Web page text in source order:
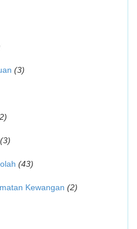
(3)
(3)
(43)
Kewangan (2)